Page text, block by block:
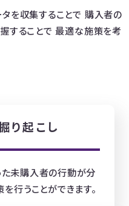
を収集することで 購入者の
することで最適な施策を考
り起こし
未購入者の行動が分
行うことができます。